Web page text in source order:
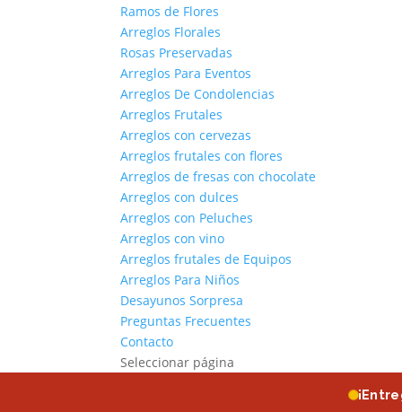
Ramos de Flores
Arreglos Florales
Rosas Preservadas
Arreglos Para Eventos
Arreglos De Condolencias
Arreglos Frutales
Arreglos con cervezas
Arreglos frutales con flores
Arreglos de fresas con chocolate
Arreglos con dulces
Arreglos con Peluches
Arreglos con vino
Arreglos frutales de Equipos
Arreglos Para Niños
Desayunos Sorpresa
Preguntas Frecuentes
Contacto
Seleccionar página